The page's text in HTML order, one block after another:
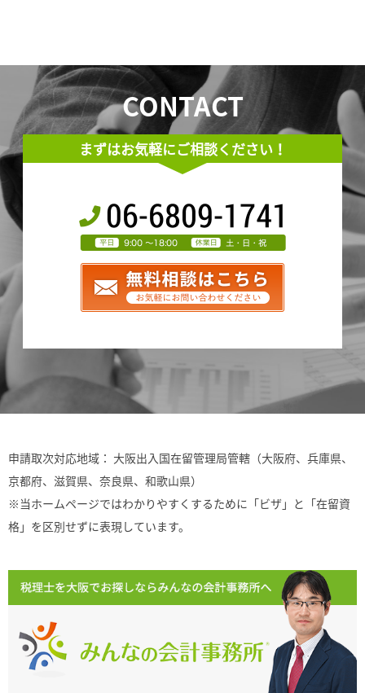
CONTACT
まずはお気軽にご相談ください！
申請取次対応地域： 大阪出入国在留管理局管轄（大阪府、兵庫県、
京都府、滋賀県、奈良県、和歌山県）
※当ホームページではわかりやすくするために「ビザ」と「在留資
格」を区別せずに表現しています。